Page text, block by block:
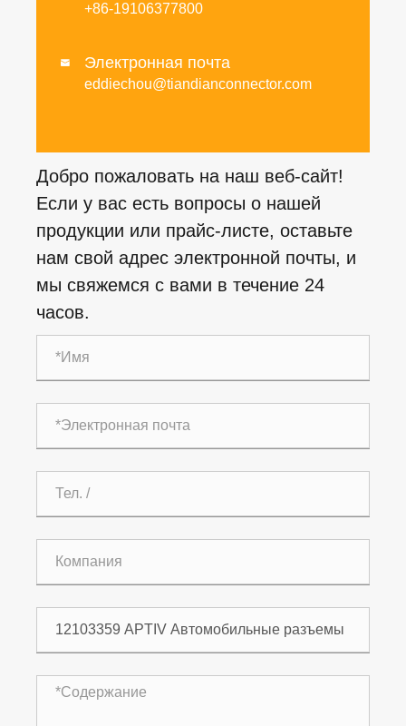
+86-19106377800
 Электронная почта
eddiechou@tiandianconnector.com
Добро пожаловать на наш веб-сайт!
Если у вас есть вопросы о нашей
продукции или прайс-листе, оставьте
нам свой адрес электронной почты, и
мы свяжемся с вами в течение 24
часов.